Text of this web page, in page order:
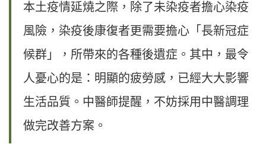
本土疫情延燒之際，除了未染疫者擔心染疫
風險，染疫後康復者更需要擔心「長新冠症
候群」，所帶來的各種後遺症。其中，最令
人憂心的是：明顯的疲勞感，已經大大影響
生活品質。中醫師提醒，不妨採用中醫調理
做完改善方案。